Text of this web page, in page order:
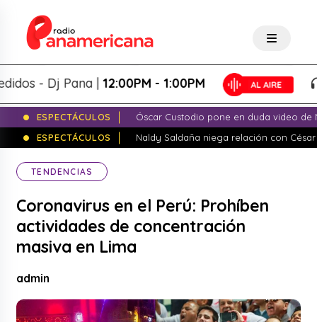
- Dj Pana |12:00PM - 1:00PM
ESPECTÁCULOS
Óscar Custodio pone en duda video de
ESPECTÁCULOS
Naldy Saldaña niega relación con
TENDENCIAS
Coronavirus en el Perú: Prohíben
actividades de concentración
masiva en Lima
admin